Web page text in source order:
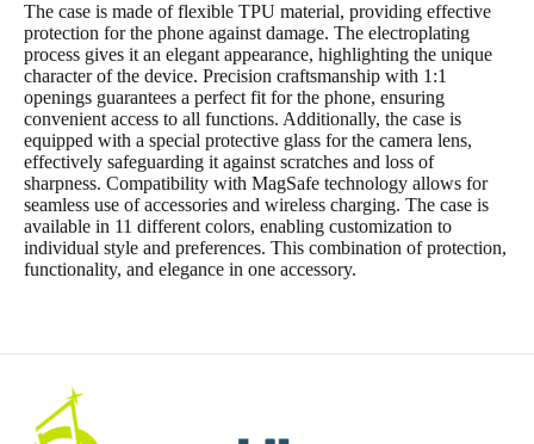
The case is made of flexible TPU material, providing effective
protection for the phone against damage. The electroplating
process gives it an elegant appearance, highlighting the unique
character of the device. Precision craftsmanship with 1:1
openings guarantees a perfect fit for the phone, ensuring
convenient access to all functions. Additionally, the case is
equipped with a special protective glass for the camera lens,
effectively safeguarding it against scratches and loss of
sharpness. Compatibility with MagSafe technology allows for
seamless use of accessories and wireless charging. The case is
available in 11 different colors, enabling customization to
individual style and preferences. This combination of protection,
functionality, and elegance in one accessory.